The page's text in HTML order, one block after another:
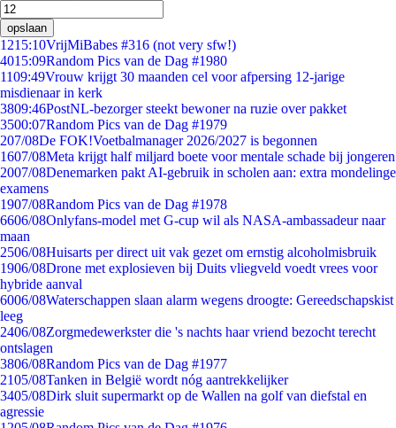
opslaan
1215:10VrijMiBabes #316 (not very sfw!)
4015:09Random Pics van de Dag #1980
1109:49Vrouw krijgt 30 maanden cel voor afpersing 12-jarige
misdienaar in kerk
3809:46PostNL-bezorger steekt bewoner na ruzie over pakket
3500:07Random Pics van de Dag #1979
207/08De FOK!Voetbalmanager 2026/2027 is begonnen
1607/08Meta krijgt half miljard boete voor mentale schade bij jongeren
2007/08Denemarken pakt AI-gebruik in scholen aan: extra mondelinge
examens
1907/08Random Pics van de Dag #1978
6606/08Onlyfans-model met G-cup wil als NASA-ambassadeur naar
maan
2506/08Huisarts per direct uit vak gezet om ernstig alcoholmisbruik
1906/08Drone met explosieven bij Duits vliegveld voedt vrees voor
hybride aanval
6006/08Waterschappen slaan alarm wegens droogte: Gereedschapskist
leeg
2406/08Zorgmedewerkster die 's nachts haar vriend bezocht terecht
ontslagen
3806/08Random Pics van de Dag #1977
2105/08Tanken in België wordt nóg aantrekkelijker
3405/08Dirk sluit supermarkt op de Wallen na golf van diefstal en
agressie